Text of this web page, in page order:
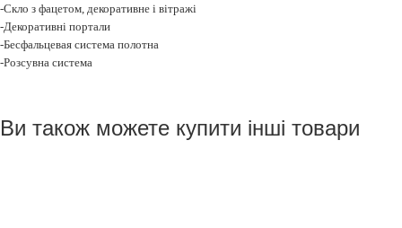
-Скло з фацетом, декоративне і вітражі
-Декоративні портали
-Бесфальцевая система полотна
-Розсувна система
Ви також можете купити інші товари